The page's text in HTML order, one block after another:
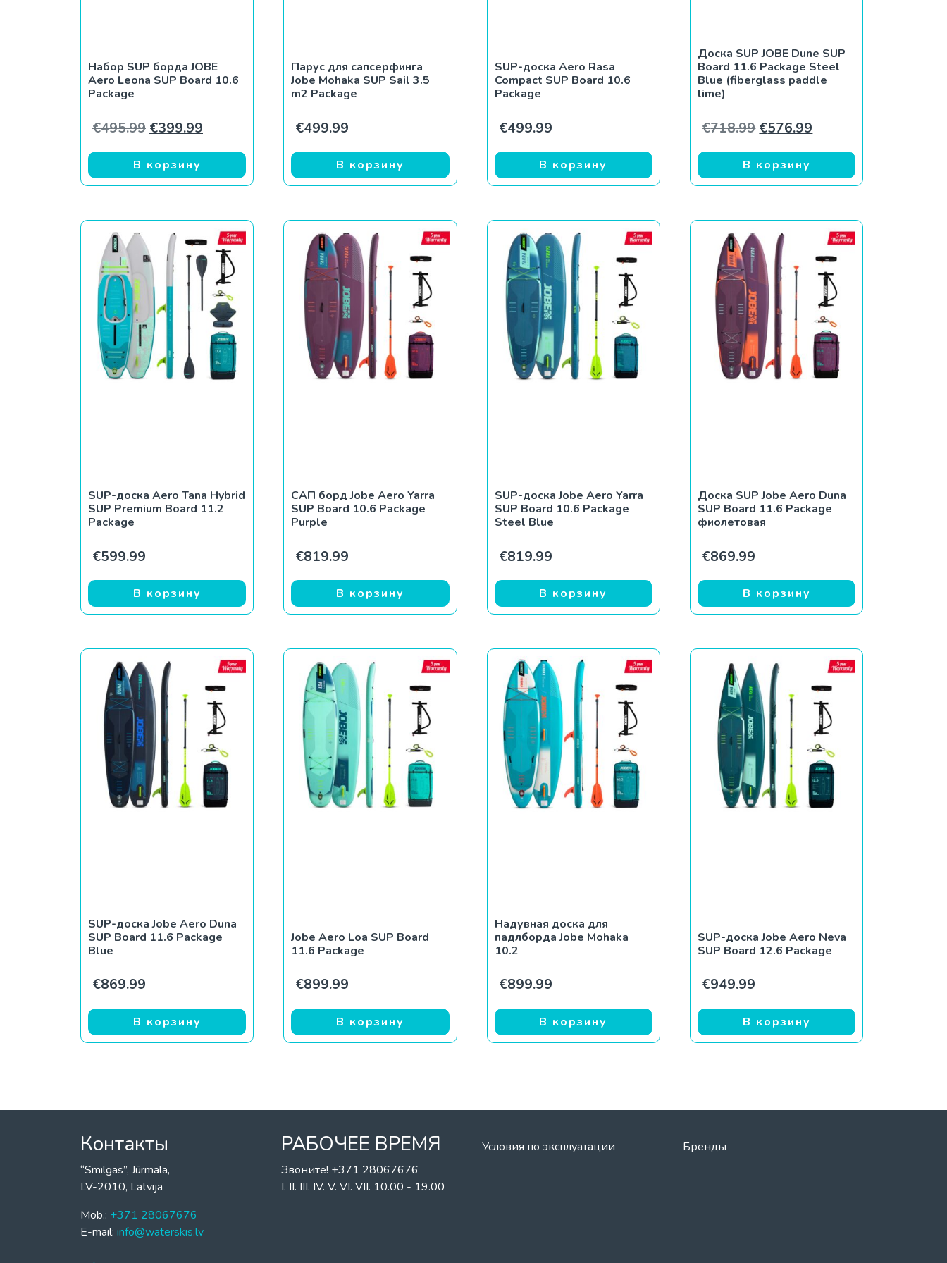
Набор SUP борда JOBE
Aero Leona SUP Board 10.6
Package
€495.99 Первоначальная цена составляла €495.99.
€399.99 Текущая цена: €399.99.
В корзину
Парус для сапсерфинга
Jobe Mohaka SUP Sail 3.5
m2 Package
€499.99
В корзину
SUP-доска Aero Rasa
Compact SUP Board 10.6
Package
€499.99
В корзину
Доска SUP JOBE Dune SUP
Board 11.6 Package Steel
Blue (fiberglass paddle
lime)
€718.99 Первоначальная цена
€576.99
В корзину
SUP-доска Aero Tana Hybrid
SUP Premium Board 11.2
Package
€599.99
В корзину
САП борд Jobe Aero Yarra
SUP Board 10.6 Package
Purple
€819.99
В корзину
SUP-доска Jobe Aero Yarra
SUP Board 10.6 Package
Steel Blue
€819.99
В корзину
Доска SUP Jobe Aero Duna
SUP Board 11.6 Package
фиолетовая
€869.99
В корзину
SUP-доска Jobe Aero Duna
SUP Board 11.6 Package
Blue
€869.99
В корзину
Jobe Aero Loa SUP Board
11.6 Package
€899.99
В корзину
Надувная доска для
падлборда Jobe Mohaka
10.2
€899.99
В корзину
SUP-доска Jobe Aero Neva
SUP Board 12.6 Package
€949.99
В корзину
Контакты
“Smilgas”, Jūrmala,
LV-2010, Latvija
Mob.: +371 28067676
E-mail: info@waterskis.lv
РАБОЧЕЕ ВРЕМЯ
Звоните! +371 28067676
I. II. III. IV. V. VI. VII. 10.00 - 19.00
Условия по эксплуатации Бренды